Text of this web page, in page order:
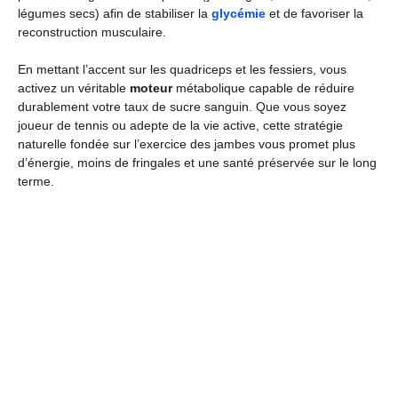
légumes secs) afin de stabiliser la glycémie et de favoriser la
reconstruction musculaire.
En mettant l’accent sur les quadriceps et les fessiers, vous
activez un véritable moteurmétabolique capable de réduire
durablement votre taux de sucre sanguin. Que vous soyez
joueur de tennis ou adepte de la vie active, cette stratégie
naturelle fondée sur l’exercice des jambes vous promet plus
d’énergie, moins de fringales et une santé préservée sur le long
terme.